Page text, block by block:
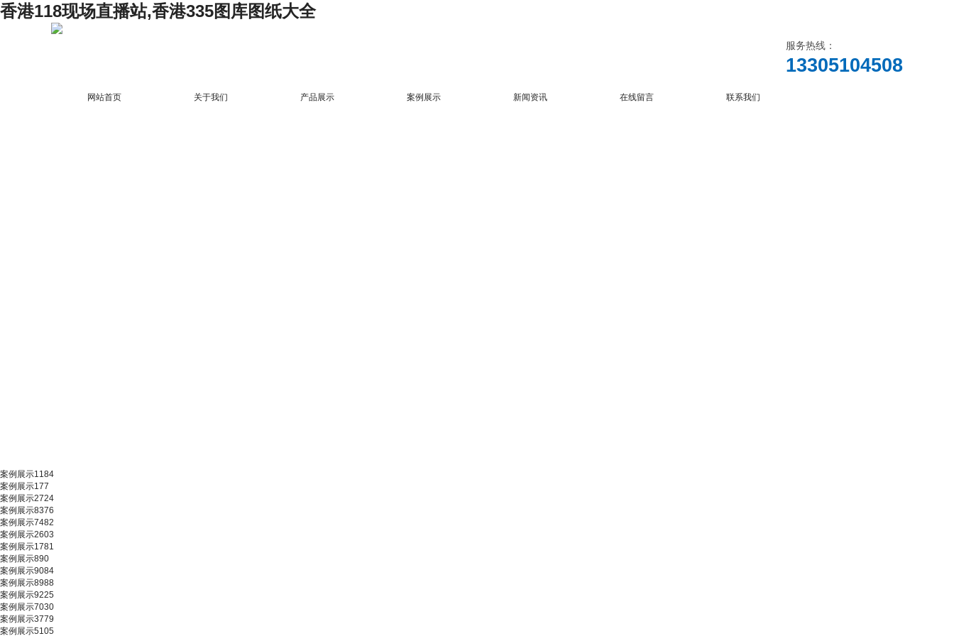
香港118现场直播站,香港335图库图纸大全
服务热线：
13305104508
网站首页 关于我们 产品展示 案例展示 新闻资讯 在线留言 联系我们
案例展示1184
案例展示177
案例展示2724
案例展示8376
案例展示7482
案例展示2603
案例展示1781
案例展示890
案例展示9084
案例展示8988
案例展示9225
案例展示7030
案例展示3779
案例展示5105